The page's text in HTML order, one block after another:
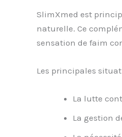
SlimXmed est
naturelle. Ce
sensation de faim
Les principales
La lutte
La gestion